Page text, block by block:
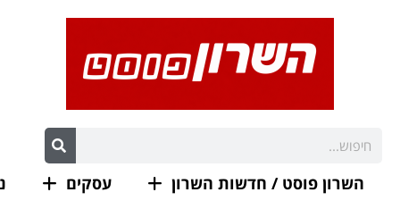
השרון פוסט / חדשות השרון עסקים